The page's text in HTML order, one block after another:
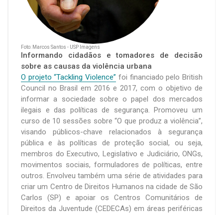
Foto: Marcos Santos - USP Imagens
Informando cidadãos e tomadores de decisão
sobre as causas da violência urbana
O projeto “Tackling Violence” foi financiado pelo British
Council no Brasil em 2016 e 2017, com o objetivo de
informar a sociedade sobre o papel dos mercados
ilegais e das políticas de segurança. Promoveu um
curso de 10 sessões sobre “O que produz a violência”,
visando públicos-chave relacionados à segurança
pública e às políticas de proteção social, ou seja,
membros do Executivo, Legislativo e Judiciário, ONGs,
movimentos sociais, formuladores de políticas, entre
outros. Envolveu também uma série de atividades para
criar um Centro de Direitos Humanos na cidade de São
Carlos (SP) e apoiar os Centros Comunitários de
Direitos da Juventude (CEDECAs) em áreas periféricas